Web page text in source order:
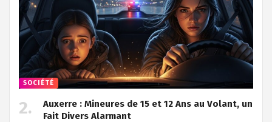
SOCIÉTÉ
Auxerre : Mineures de 15 et 12 Ans au Volant, un
Fait Divers Alarmant